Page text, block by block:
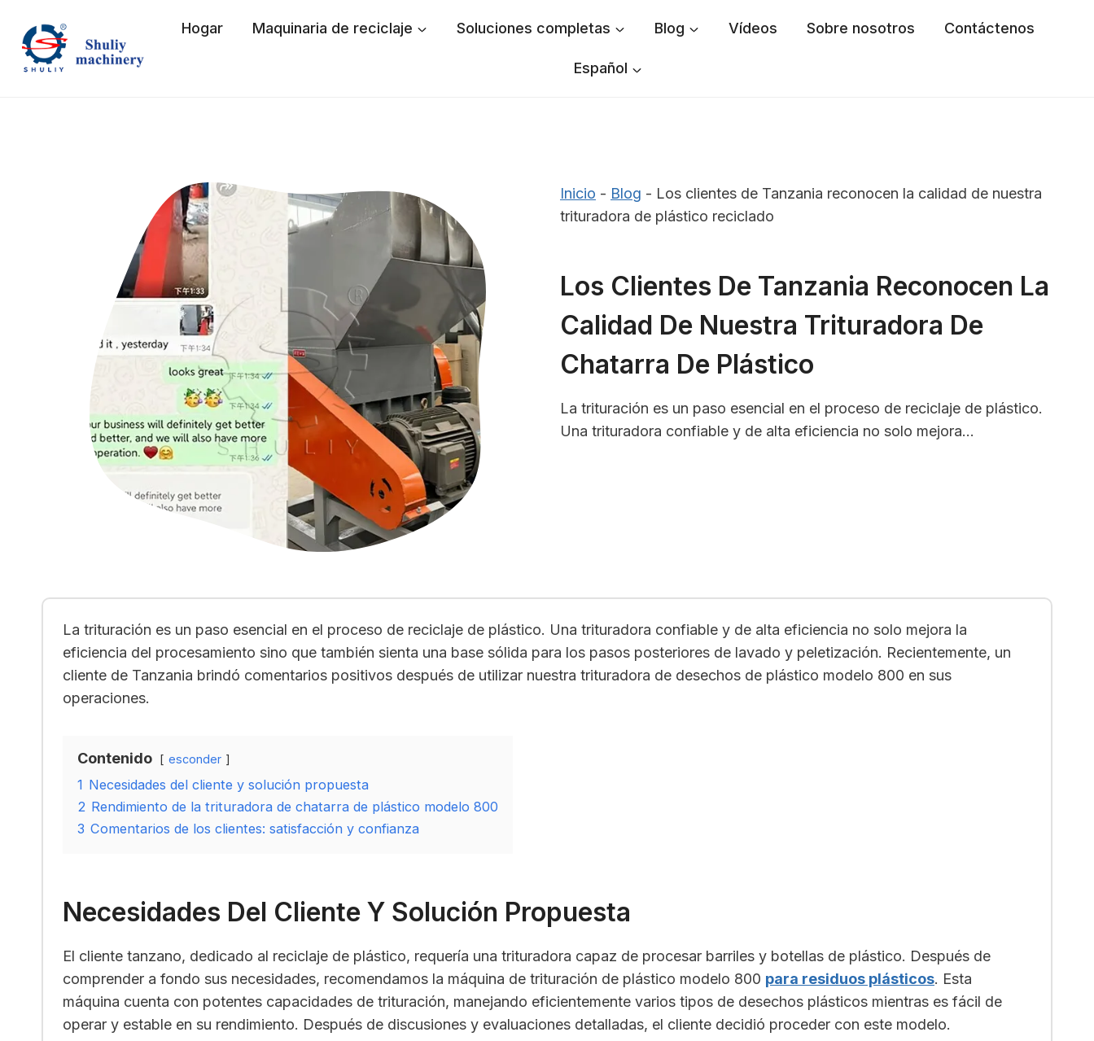
contenido
Hogar Maquinaria de reciclaje Soluciones completas Blog Vídeos Sobre nosotros Contáctenos
Español
Inicio - Blog - Los clientes de Tanzania reconocen la calidad de nuestra
trituradora de plástico reciclado
Los Clientes De Tanzania Reconocen La
Calidad De Nuestra Trituradora De
Chatarra De Plástico
La trituración es un paso esencial en el proceso de reciclaje de plástico.
Una trituradora confiable y de alta eficiencia no solo mejora...
La trituración es un paso esencial en el proceso de reciclaje de plástico. Una trituradora confiable y de alta eficiencia no solo mejora la
eficiencia del procesamiento sino que también sienta una base sólida para los pasos posteriores de lavado y peletización. Recientemente, un
cliente de Tanzania brindó comentarios positivos después de utilizar nuestra trituradora de desechos de plástico modelo 800 en sus
operaciones.
Contenido esconder
1 Necesidades del cliente y solución propuesta
2 Rendimiento de la trituradora de chatarra de plástico modelo 800
3 Comentarios de los clientes: satisfacción y confianza
Necesidades Del Cliente Y Solución Propuesta
El cliente tanzano, dedicado al reciclaje de plástico, requería una trituradora capaz de procesar barriles y botellas de plástico. Después de
comprender a fondo sus necesidades, recomendamos la máquina de trituración de plástico modelo 800 para residuos plásticos. Esta
máquina cuenta con potentes capacidades de trituración, manejando eficientemente varios tipos de desechos plásticos mientras es fácil de
operar y estable en su rendimiento. Después de discusiones y evaluaciones detalladas, el cliente decidió proceder con este modelo.